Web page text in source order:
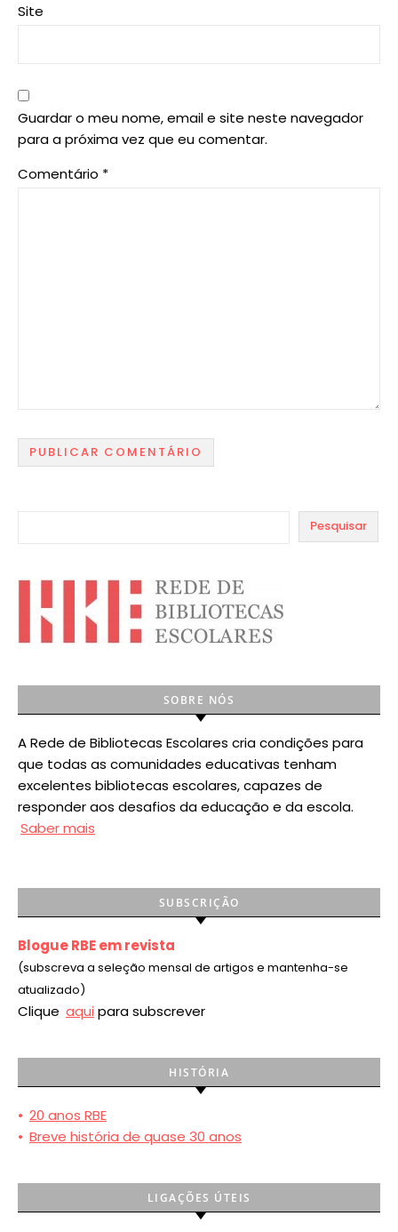
Site
Guardar o meu nome, email e site neste navegador
para a próxima vez que eu comentar.
Comentário *
Pesquisar
SOBRE NÓS
A Rede de Bibliotecas Escolares cria condições para
que todas as comunidades educativas tenham
excelentes bibliotecas escolares, capazes de
responder aos desafios da educação e da escola.
Saber mais
SUBSCRIÇÃO
Blogue RBE em revista
(subscreva a seleção mensal de artigos e mantenha-se
atualizado)
Clique aqui para subscrever
HISTÓRIA
• 20 anos RBE
• Breve história de quase 30 anos
LIGAÇÕES ÚTEIS